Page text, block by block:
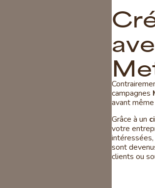
Cr
ave
Me
campagnes
avant même
Grâce à un
votre
sont
clients ou